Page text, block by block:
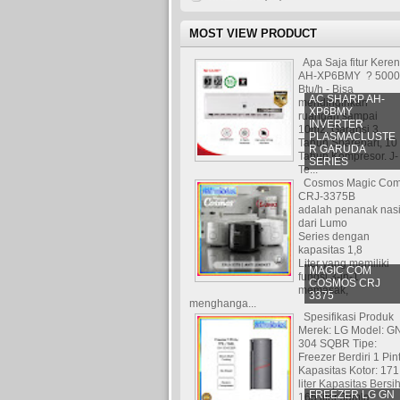
MOST VIEW PRODUCT
AC SHARP AH-
XP6BMY
INVERTER
PLASMACLUSTE
R GARUDA
SERIES
Apa Saja fitur Keren
AH-XP6BMY ? 5000
Btu/h - Bisa
mendinginkan
ruangan sampai
10m2. Garansi 3
Tahun Sparepart, 10
Tahun Kompresor. J-
Te...
MAGIC COM
COSMOS CRJ
3375
Cosmos Magic
CRJ-3375B
adalah penanak nasi
dari Lumo
Series dengan
kapasitas 1,8
Liter yang memiliki
fungsi 3-in-1:
memasak,
menghanga...
FREEZER LG GN
Spesifikasi Produk
Merek: LG Model: GN
304 SQBR Tipe:
Freezer Berdiri 1
Kapasitas Kotor: 171
liter Kapasitas
165 liter Jumla...